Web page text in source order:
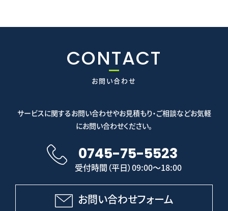
CONTACT
お問い合わせ
サービスに関するお問い合わせやお見積もり・ご相談などお気軽
にお問い合わせください。
0745-75-5523
受付時間（平日）09:00～18:00
お問い合わせフォーム